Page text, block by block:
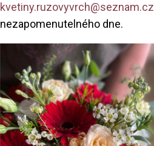
kvetiny.ruzovyvrch@seznam.cz
nezapomenutelného dne.